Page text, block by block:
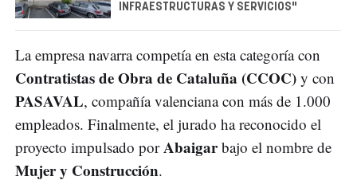
INFRAESTRUCTURAS Y SERVICIOS"
La empresa navarra competía en esta categoría con
Contratistas de Obra de Cataluña (CCOC) y con
PASAVAL, compañía valenciana con más de 1.000
empleados. Finalmente, el jurado ha reconocido el
proyecto impulsado porAbaigarbajo el nombre de
Mujer y Construcción.